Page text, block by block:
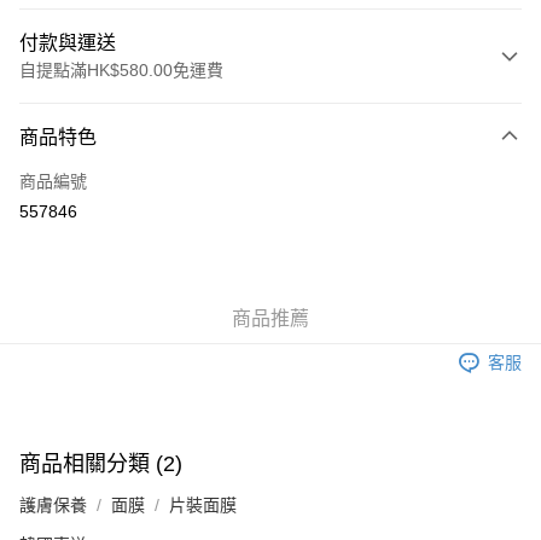
付款與運送
自提點滿HK$580.00免運費
信用卡
Apple Pay
相關說明
銀行匯款 請將存款存到以下銀行帳戶，並於存款單據寫上訂單編號後電郵至
eshop@colourmix-cosmetics.com** **我們不會處理沒有提供存款單據的訂
送貨方式
商品特色
商品編號
557846
商品推薦
客服
商品相關分類 (2)
護膚保養 面膜 片裝面膜